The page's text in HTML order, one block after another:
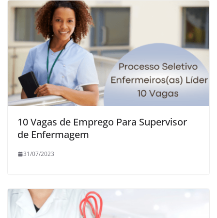
10 Vagas de Emprego Para Supervisor
de Enfermagem
31/07/2023